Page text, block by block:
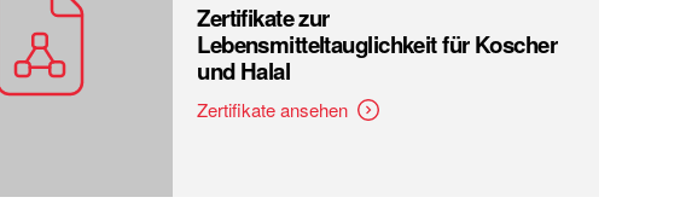
Zertifikate zur
Lebensmitteltauglichkeit für Koscher
und Halal
Zertifikate ansehen